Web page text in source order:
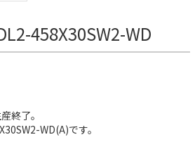
458X30SW2-WD
終了。
WD(A)です。